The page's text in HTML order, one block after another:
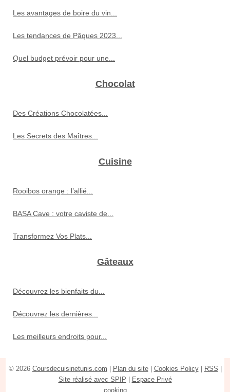
Les avantages de boire du vin...
Les tendances de Pâques 2023...
Quel budget prévoir pour une...
Chocolat
Des Créations Chocolatées...
Les Secrets des Maîtres...
Cuisine
Rooibos orange : l’allié...
BASA Cave : votre caviste de...
Transformez Vos Plats...
Gâteaux
Découvrez les bienfaits du...
Découvrez les dernières...
Les meilleurs endroits pour...
© 2026 Coursdecuisinetunis.com Plan du site| Cookies Policy| RSS
Site réalisé avec SPIP
Espace Privé
cooking